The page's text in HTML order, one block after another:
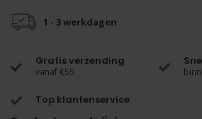
1 - 3 werkdagen
Gratis verzending
vanaf €55
Top klantenservice